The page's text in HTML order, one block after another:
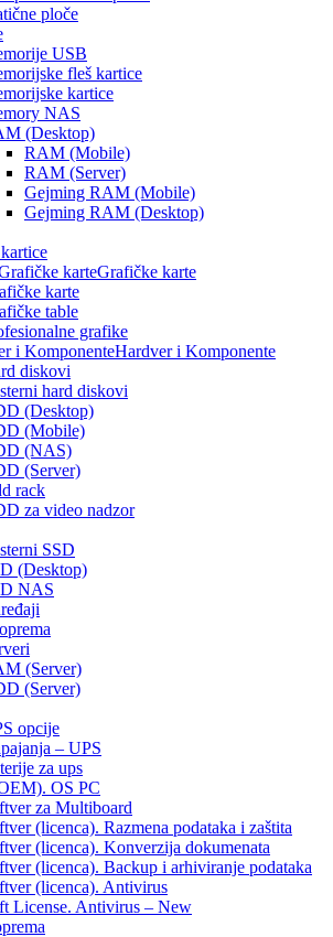
ploče
USB
fleš kartice
kartice
NAS
(Desktop)
RAM (Mobile)
RAM (Server)
Gejming RAM (Mobile)
Gejming RAM (Desktop)
Grafičke karte
karte
table
grafike
Hardver i Komponente
diskovi
hard diskovi
(Desktop)
(Mobile)
(NAS)
(Server)
rack
za video nadzor
SSD
(Desktop)
NAS
(Server)
(Server)
opcije
– UPS
za ups
OS PC
za Multiboard
(licenca). Razmena podataka i zaštita
(licenca). Konverzija dokumenata
(licenca). Backup i arhiviranje podataka
(licenca). Antivirus
License. Antivirus – New